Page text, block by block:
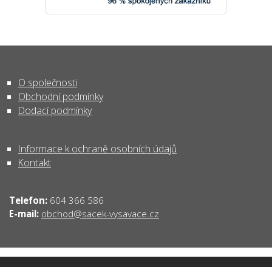
O společnosti
Obchodní podmínky
Dodací podmínky
Informace k ochraně osobních údajů
Kontakt
Telefon: 604 366 586
E-mail: obchod@sacek-vysavace.cz